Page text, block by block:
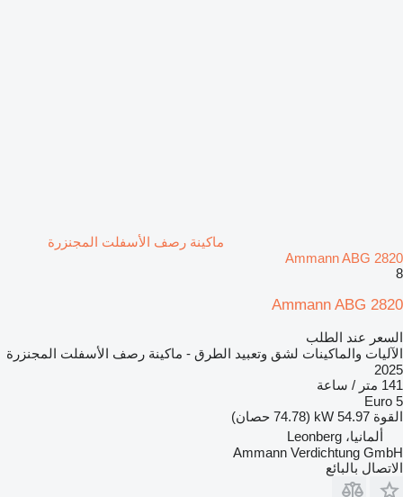
ماكينة رصف الأسفلت المجنزرة
Ammann ABG 2820
8
Ammann ABG 2820
السعر عند الطلب
الآليات والماكينات لشق وتعبيد الطرق - ماكينة رصف الأسفلت المجنزرة
2025
141 متر / ساعة
Euro 5
القوة 54.97 kW (74.78 حصان)
ألمانيا، Leonberg
Ammann Verdichtung GmbH
الاتصال بالبائع